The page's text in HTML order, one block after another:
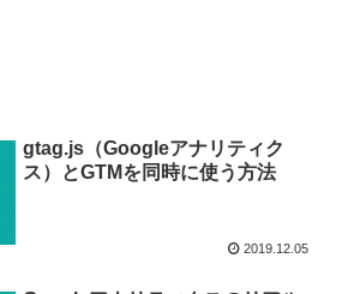
gtag.js（Googleアナリティク
ス）とGTMを同時に使う方法
2019.12.05